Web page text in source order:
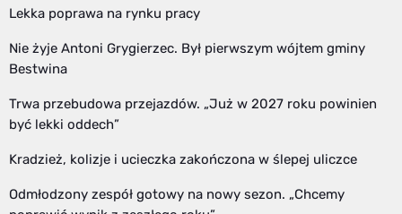
Lekka poprawa na rynku pracy
Nie żyje Antoni Grygierzec. Był pierwszym wójtem gminy
Bestwina
Trwa przebudowa przejazdów. „Już w 2027 roku powinien
być lekki oddech”
Kradzież, kolizje i ucieczka zakończona w ślepej uliczce
Odmłodzony zespół gotowy na nowy sezon. „Chcemy